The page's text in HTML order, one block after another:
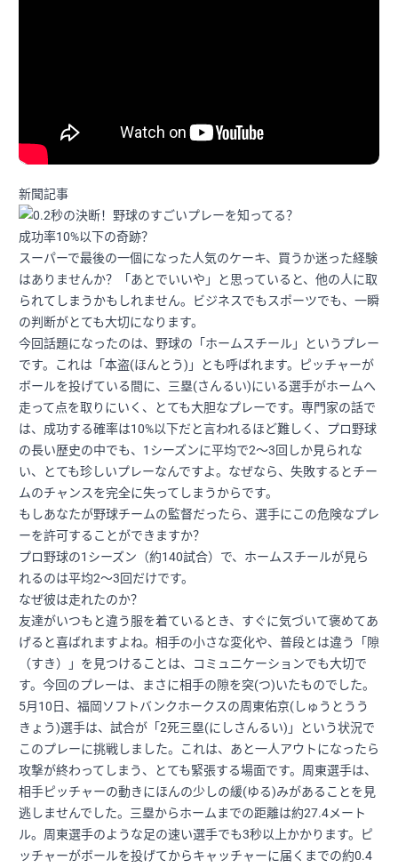
新聞記事
成功率10%以下の奇跡？
スーパーで最後の一個になった人気のケーキ、買うか迷った経験
はありませんか？「あとでいいや」と思っていると、他の人に取
られてしまうかもしれません。ビジネスでもスポーツでも、一瞬
の判断がとても大切になります。
今回話題になったのは、野球の「ホームスチール」というプレー
です。これは「本盗(ほんとう)」とも呼ばれます。ピッチャーが
ボールを投げている間に、三塁(さんるい)にいる選手がホームへ
走って点を取りにいく、とても大胆なプレーです。専門家の話で
は、成功する確率は10%以下だと言われるほど難しく、プロ野球
の長い歴史の中でも、1シーズンに平均で2〜3回しか見られな
い、とても珍しいプレーなんですよ。なぜなら、失敗するとチー
ムのチャンスを完全に失ってしまうからです。
もしあなたが野球チームの監督だったら、選手にこの危険なプレ
ーを許可することができますか？
プロ野球の1シーズン（約140試合）で、ホームスチールが見ら
れるのは平均2〜3回だけです。
なぜ彼は走れたのか？
友達がいつもと違う服を着ているとき、すぐに気づいて褒めてあ
げると喜ばれますよね。相手の小さな変化や、普段とは違う「隙
（すき）」を見つけることは、コミュニケーションでも大切で
す。今回のプレーは、まさに相手の隙を突(つ)いたものでした。
5月10日、福岡ソフトバンクホークスの周東佑京(しゅうとうう
きょう)選手は、試合が「2死三塁(にしさんるい)」という状況で
このプレーに挑戦しました。これは、あと一人アウトになったら
攻撃が終わってしまう、とても緊張する場面です。周東選手は、
相手ピッチャーの動きにほんの少しの緩(ゆる)みがあることを見
逃しませんでした。三塁からホームまでの距離は約27.4メート
ル。周東選手のような足の速い選手でも3秒以上かかります。ピ
ッチャーがボールを投げてからキャッチャーに届くまでの約0.4